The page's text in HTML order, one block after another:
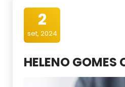
2
set, 2024
HELENO GOMES